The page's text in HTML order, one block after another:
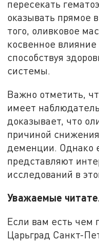
пересекать
оказывать прямое
того, оливковое
косвенное влияние
способствуя
системы.
Важно отметить,
имеет
доказывает, что
причиной
деменции. Однако
представляют
исследований в
Уважаемые
Если вам есть чем
Царьград Санкт-